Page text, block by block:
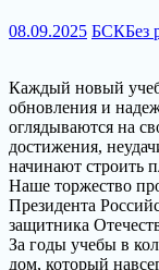
08.09.2025 БСКБез
Каждый новый
обновления и
оглядываются на
достижения,
начинают строить
Наше торжество
Президента
защитника
За годы учебы в
дом, который